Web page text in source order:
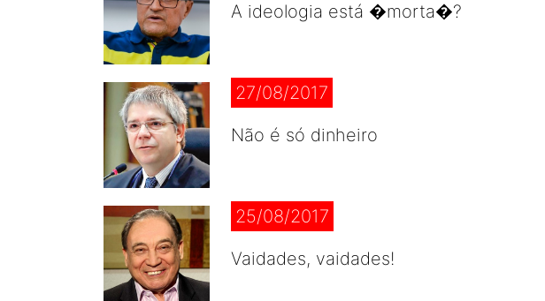
A ideologia está �morta�?
27/08/2017
Não é só dinheiro
25/08/2017
Vaidades, vaidades!